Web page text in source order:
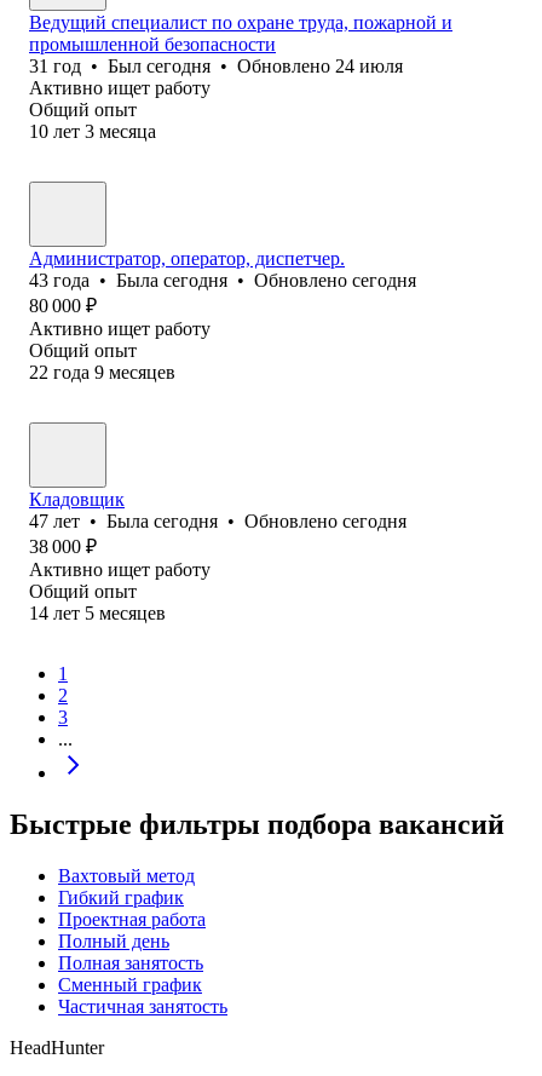
Ведущий специалист по охране труда, пожарной и
промышленной безопасности
31 год • Был сегодня • Обновлено 24 июля
Активно ищет работу
Общий опыт
10 лет 3 месяца
Администратор, оператор, диспетчер.
43 года • Была сегодня • Обновлено сегодня
80 000 ₽
Активно ищет работу
Общий опыт
22 года 9 месяцев
Кладовщик
47 лет • Была сегодня • Обновлено сегодня
38 000 ₽
Активно ищет работу
Общий опыт
14 лет 5 месяцев
1
2
3
...
Быстрые фильтры подбора вакансий
Вахтовый метод
Гибкий график
Проектная работа
Полный день
Полная занятость
Сменный график
Частичная занятость
HeadHunter